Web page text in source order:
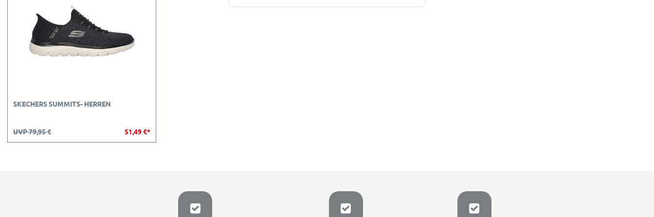
SKECHERS SUMMITS- HERREN
UVP 79,95 € 51,49 €*